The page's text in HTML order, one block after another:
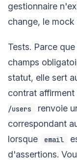
gestionnaire
change, le
Tests. Parce
champs
statut, elle sert
contrat affirment
/users
renvoie
correspondant
lorsque email
d'assertions.